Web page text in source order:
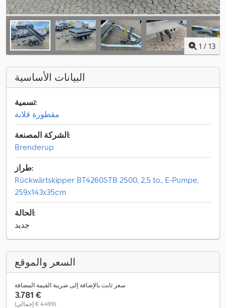
1 / 13
البيانات الأساسية
تسمية:
مقطورة قلابة
الشركة المصنعة:
Brenderup
طراز:
Rückwärtskipper BT4260STB 2500, 2,5 to., E-Pumpe,
259x143x35cm
الحالة:
جديد
السعر والموقع
سعر ثابت بالإضافة إلى ضريبة القيمة المضافة
‏3.781 €
(‏4.499 € إجمالي)